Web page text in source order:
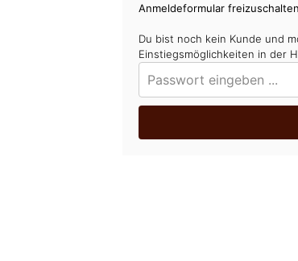
Anmeldeformular
Du bist noch kein Kunde und
Einstiegsmöglichkeiten in der